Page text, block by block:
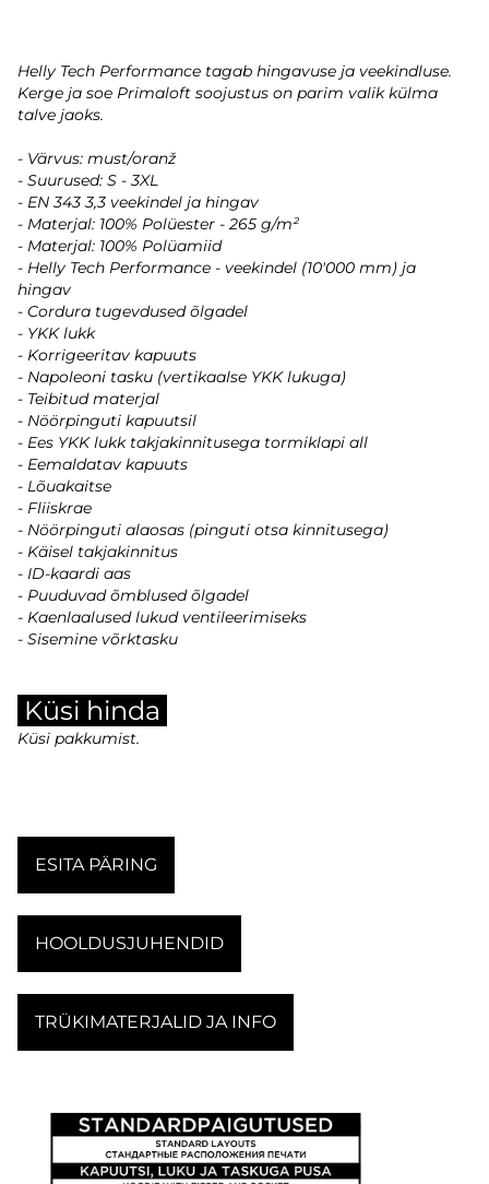
Helly Tech Performance tagab hingavuse ja veekindluse.
Kerge ja soe Primaloft soojustus on parim valik külma
talve jaoks.
- Värvus: must/oranž
- Suurused: S - 3XL
- EN 343 3,3 veekindel ja hingav
- Materjal: 100% Polüester - 265 g/m²
- Materjal: 100% Polüamiid
- Helly Tech Performance - veekindel (10'000 mm) ja
hingav
- Cordura tugevdused õlgadel
- YKK lukk
- Korrigeeritav kapuuts
- Napoleoni tasku (vertikaalse YKK lukuga)
- Teibitud materjal
- Nöörpinguti kapuutsil
- Ees YKK lukk takjakinnitusega tormiklapi all
- Eemaldatav kapuuts
- Lõuakaitse
- Fliiskrae
- Nöörpinguti alaosas (pinguti otsa kinnitusega)
- Käisel takjakinnitus
- ID-kaardi aas
- Puuduvad õmblused õlgadel
- Kaenlaalused lukud ventileerimiseks
- Sisemine võrktasku
Küsi hinda
Küsi pakkumist.
ESITA PÄRING
HOOLDUSJUHENDID
TRÜKIMATERJALID JA INFO